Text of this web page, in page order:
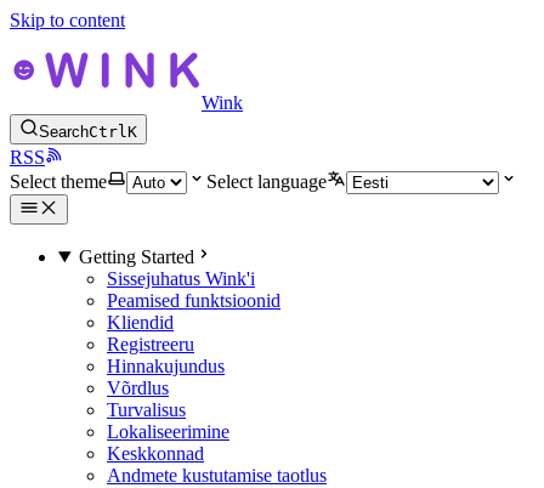
Skip to content
Wink
SearchCtrlK
RSS
Select theme
Select language
Getting Started
Sissejuhatus Wink'i
Peamised funktsioonid
Kliendid
Registreeru
Hinnakujundus
Võrdlus
Turvalisus
Lokaliseerimine
Keskkonnad
Andmete kustutamise taotlus